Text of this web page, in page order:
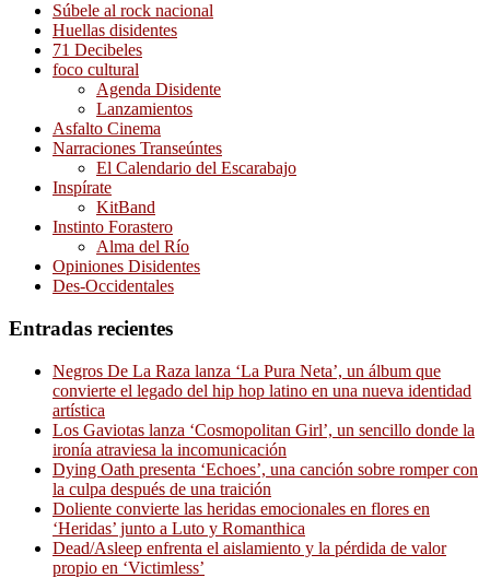
Súbele al rock nacional
Huellas disidentes
71 Decibeles
foco cultural
Agenda Disidente
Lanzamientos
Asfalto Cinema
Narraciones Transeúntes
El Calendario del Escarabajo
Inspírate
KitBand
Instinto Forastero
Alma del Río
Opiniones Disidentes
Des-Occidentales
Entradas recientes
Negros De La Raza lanza ‘La Pura Neta’, un álbum que
convierte el legado del hip hop latino en una nueva identidad
artística
Los Gaviotas lanza ‘Cosmopolitan Girl’, un sencillo donde la
ironía atraviesa la incomunicación
Dying Oath presenta ‘Echoes’, una canción sobre romper con
la culpa después de una traición
Doliente convierte las heridas emocionales en flores en
‘Heridas’ junto a Luto y Romanthica
Dead/Asleep enfrenta el aislamiento y la pérdida de valor
propio en ‘Victimless’